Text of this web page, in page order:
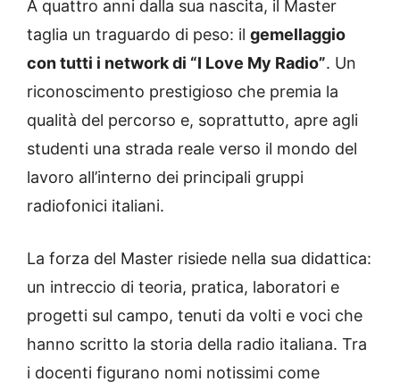
A quattro anni dalla sua nascita, il Master
taglia un traguardo di peso: il gemellaggio
con tutti i network di “I Love My Radio”. Un
riconoscimento prestigioso che premia la
qualità del percorso e, soprattutto, apre agli
studenti una strada reale verso il mondo del
lavoro all’interno dei principali gruppi
radiofonici italiani.
La forza del Master risiede nella sua didattica:
un intreccio di teoria, pratica, laboratori e
progetti sul campo, tenuti da volti e voci che
hanno scritto la storia della radio italiana. Tra
i docenti figurano nomi notissimi come